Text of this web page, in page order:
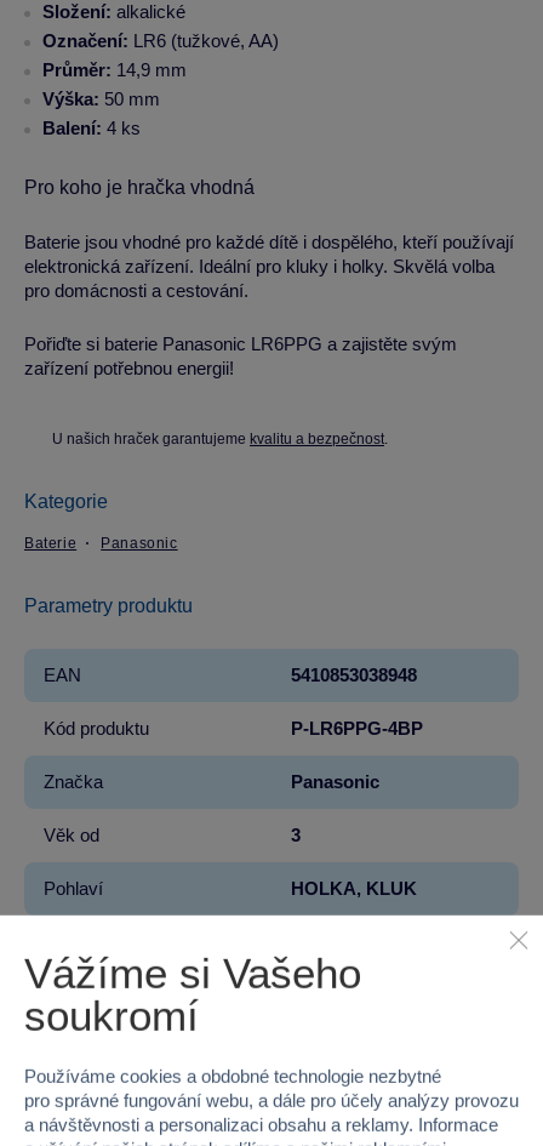
Složení: alkalické
Označení: LR6 (tužkové, AA)
Průměr: 14,9 mm
Výška: 50 mm
Balení: 4 ks
Pro koho je hračka vhodná
Baterie jsou vhodné pro každé dítě i dospělého, kteří používají
elektronická zařízení. Ideální pro kluky i holky. Skvělá volba
pro domácnosti a cestování.
Pořiďte si baterie Panasonic LR6PPG a zajistěte svým
zařízení potřebnou energii!
U našich hraček garantujeme kvalitu a bezpečnost.
Kategorie
Baterie Panasonic
Parametry produktu
EAN 5410853038948
Kód produktu P-LR6PPG-4BP
Značka Panasonic
Věk od 3
Pohlaví HOLKA, KLUK
Výška 12
Hmotnost v gramech 100
Vážíme si Vašeho
soukromí
Používáme cookies a obdobné technologie nezbytné
pro správné fungování webu, a dále pro účely analýzy provozu
a návštěvnosti a personalizaci obsahu a reklamy. Informace